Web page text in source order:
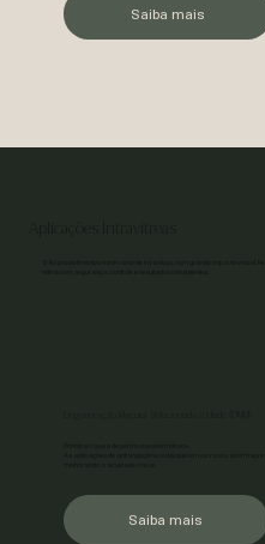
Saiba mais
Saiba mais